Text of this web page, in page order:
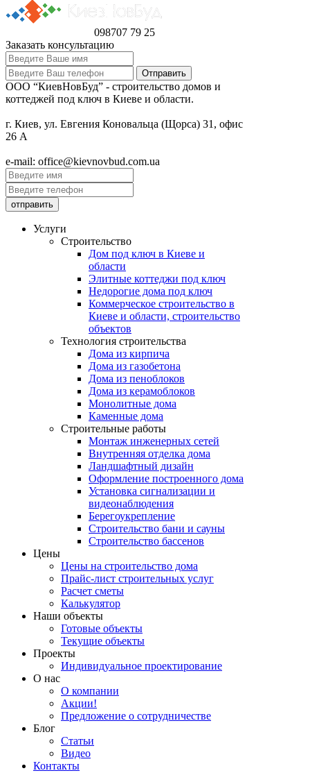
098707 79 25
Заказать консультацию
ООО “КиевНовБуд” - строительство домов и
коттеджей под ключ в Киеве и области.
г. Киев, ул. Евгения Коновальца (Щорса) 31, офис
26 А
e-mail: office@kievnovbud.com.ua
Услуги
Строительство
Дом под ключ в Киеве и
области
Элитные коттеджи под ключ
Недорогие дома под ключ
Коммерческое строительство в
Киеве и области, строительство
объектов
Технология строительства
Дома из кирпича
Дома из газобетона
Дома из пеноблоков
Дома из керамоблоков
Монолитные дома
Каменные дома
Строительные работы
Монтаж инженерных сетей
Внутренняя отделка дома
Ландшафтный дизайн
Оформление построенного дома
Установка сигнализации и
видеонаблюдения
Берегоукрепление
Строительство бани и сауны
Строительство бассенов
Цены
Цены на строительство дома
Прайс-лист строительных услуг
Расчет сметы
Калькулятор
Наши объекты
Готовые объекты
Текущие объекты
Проекты
Индивидуальное проектирование
О нас
О компании
Акции!
Предложение о сотрудничестве
Блог
Статьи
Видео
Контакты